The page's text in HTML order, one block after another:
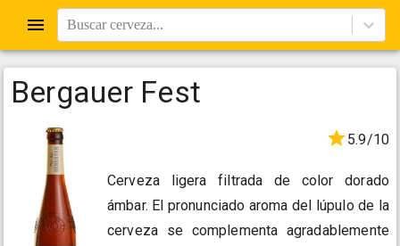
Buscar cerveza...
Bergauer Fest
5.9/10
Cerveza ligera filtrada de color dorado
ámbar. El pronunciado aroma del lúpulo de la
cerveza se complementa agradablemente